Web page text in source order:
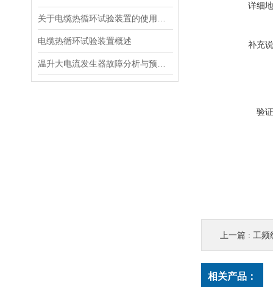
电缆热循环试验装置概述
详细
补充
验
上一篇 : 工频
相关产品：